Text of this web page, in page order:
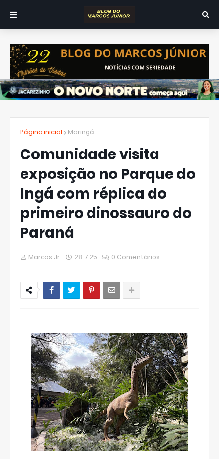
Página inicial Maringá
Comunidade visita
exposição no Parque do
Ingá com réplica do
primeiro dinossauro do
Paraná
Marcos Jr. 28.7.25 0 Comentários